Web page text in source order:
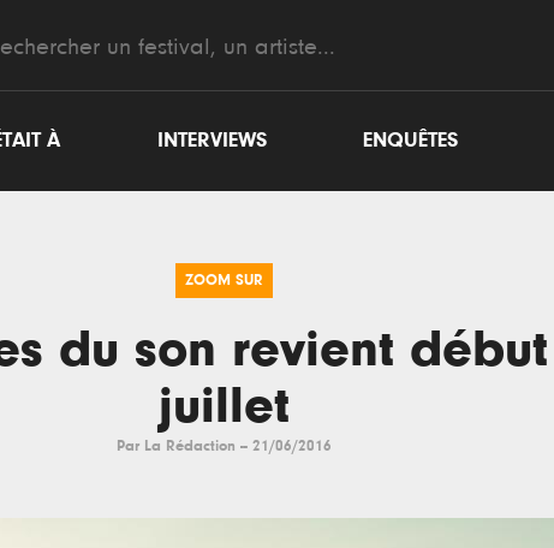
À INTERVIEWS ENQUÊTES
ZOOM SUR
du son revient début
juillet
Par La Rédaction -- 21/06/2016